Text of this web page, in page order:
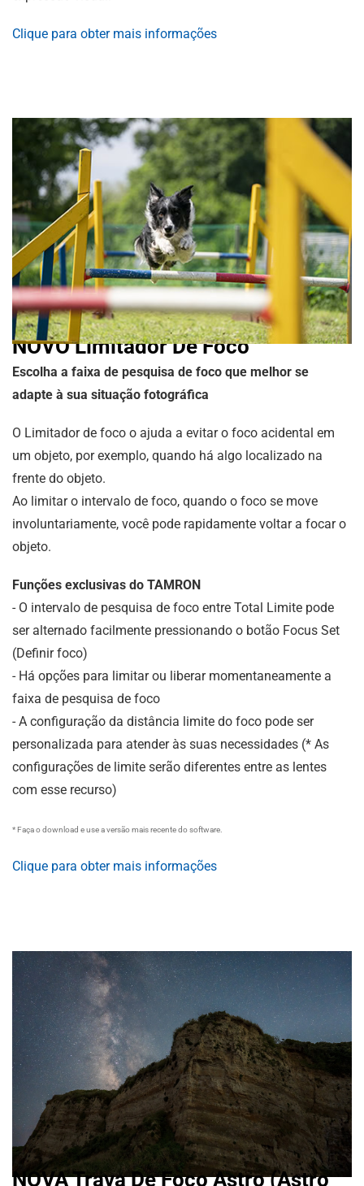
Clique para obter mais informações
NOVO Limitador De Foco
Escolha a faixa de pesquisa de foco que melhor se
adapte à sua situação fotográfica
O Limitador de foco o ajuda a evitar o foco acidental em
um objeto, por exemplo, quando há algo localizado na
frente do objeto.
Ao limitar o intervalo de foco, quando o foco se move
involuntariamente, você pode rapidamente voltar a focar o
objeto.
Funções exclusivas do TAMRON
- O intervalo de pesquisa de foco entre Total Limite pode
ser alternado facilmente pressionando o botão Focus Set
(Definir foco)
- Há opções para limitar ou liberar momentaneamente a
faixa de pesquisa de foco
- A configuração da distância limite do foco pode ser
personalizada para atender às suas necessidades (* As
configurações de limite serão diferentes entre as lentes
com esse recurso)
* Faça o download e use a versão mais recente do software.
Clique para obter mais informações
NOVA Trava De Foco Astro (Astro